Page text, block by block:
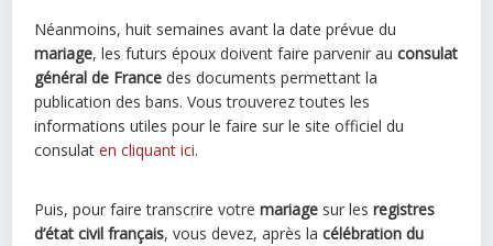
Néanmoins, huit semaines avant la date prévue du
mariage, les futurs époux doivent faire parvenir auconsulat
général de France des documents permettant la
publication des bans. Vous trouverez toutes les
informations utiles pour le faire sur le site officiel du
consulaten cliquant ici.
Puis, pour faire transcrire votremariage sur lesregistres
d’état civil français, vous devez, après lacélébration du